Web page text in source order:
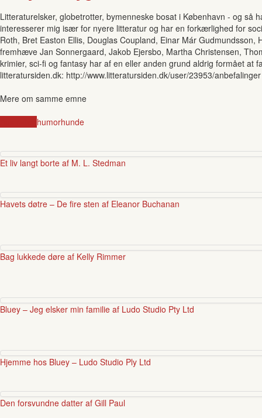
Litteraturelsker, globetrotter, bymenneske bosat i København - og
interesserer mig især for nyere litteratur og har en forkærlighed for
Roth, Bret Easton Ellis, Douglas Coupland, Einar Már
fremhæve Jan Sonnergaard, Jakob Ejersbo, Martha Christensen,
krimier, sci-fi og fantasy har af en eller anden grund aldrig formået
litteratursiden.dk: http://www.litteratursiden.dk/user/23953/anbefalinger
Mere om samme emne
humorhunde
Et liv langt borte af M. L. Stedman
Havets døtre – De fire sten af Eleanor Buchanan
Bag lukkede døre af Kelly Rimmer
Bluey – Jeg elsker min familie af Ludo Studio Pty Ltd
Hjemme hos Bluey – Ludo Studio Ply Ltd
Den forsvundne datter af Gill Paul